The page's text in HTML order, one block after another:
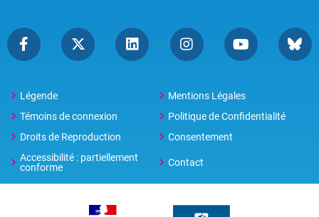
Légende
Mentions Légales
Témoins de connexion
Politique de Confidentialité
Droits de Reproduction
Consentement
Accessibilité : partiellement
conforme
Contact